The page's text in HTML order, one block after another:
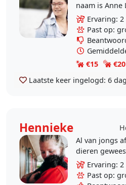
naam is Anne
oud. Ik woon en werk in
Groningen. Ik werk zelf als kok en
geef hockey
Ervaring: 2
Past op:
€15
€20
Laatste keer ingelogd: 6
Hennieke
Al van jongs
dieren
rond met een
katten en
had ik veel
Ervaring: 2
Past op: